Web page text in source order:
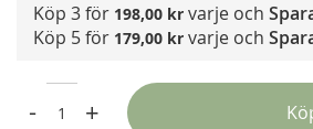
Köp 3 för 198,00 kr varje och
Köp 5 för 179,00 kr varje och
- +